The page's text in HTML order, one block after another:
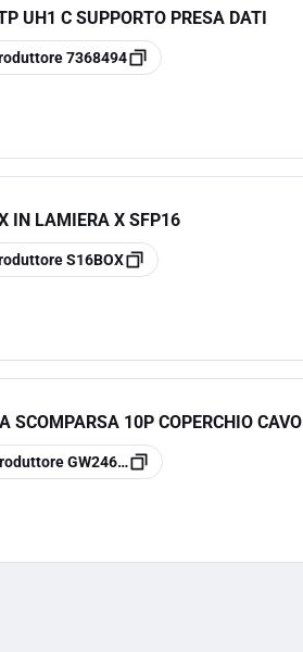
UH1 C SUPPORTO PRESA DATI
7368494
IN LAMIERA X SFP16
S16BOX
SCOMPARSA 10P COPERCHIO CAVO
GW24601